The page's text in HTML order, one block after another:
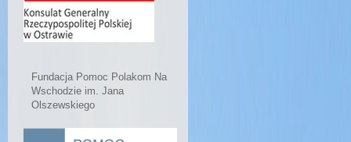
Fundacja Pomoc Polakom Na
Wschodzie im. Jana
Olszewskiego